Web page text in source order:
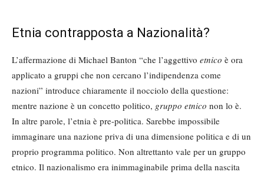
Etnia contrapposta a Nazionalità?
L’affermazione di Michael Banton “che l’aggettivo etnico è ora
applicato a gruppi che non cercano l’indipendenza come
nazioni” introduce chiaramente il nocciolo della questione:
mentre nazione è un concetto politico, gruppo etnico non lo è.
In altre parole, l’etnia è pre-politica. Sarebbe impossibile
immaginare una nazione priva di una dimensione politica e di un
proprio programma politico. Non altrettanto vale per un gruppo
etnico. Il nazionalismo era inimmaginabile prima della nascita